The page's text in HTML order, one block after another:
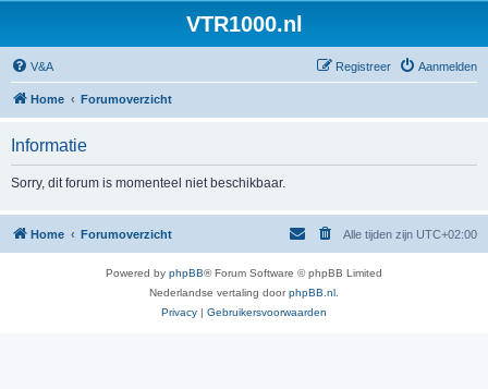
VTR1000.nl
V&A Aanmelden
Registreer
Home Forumoverzicht
Informatie
Sorry, dit forum is momenteel niet beschikbaar.
Home Forumoverzicht Alle tijden zijn UTC+02:00
Powered by phpBB® Forum Software © phpBB Limited
Nederlandse vertaling doorphpBB.nl
Privacy | Gebruikersvoorwaarden